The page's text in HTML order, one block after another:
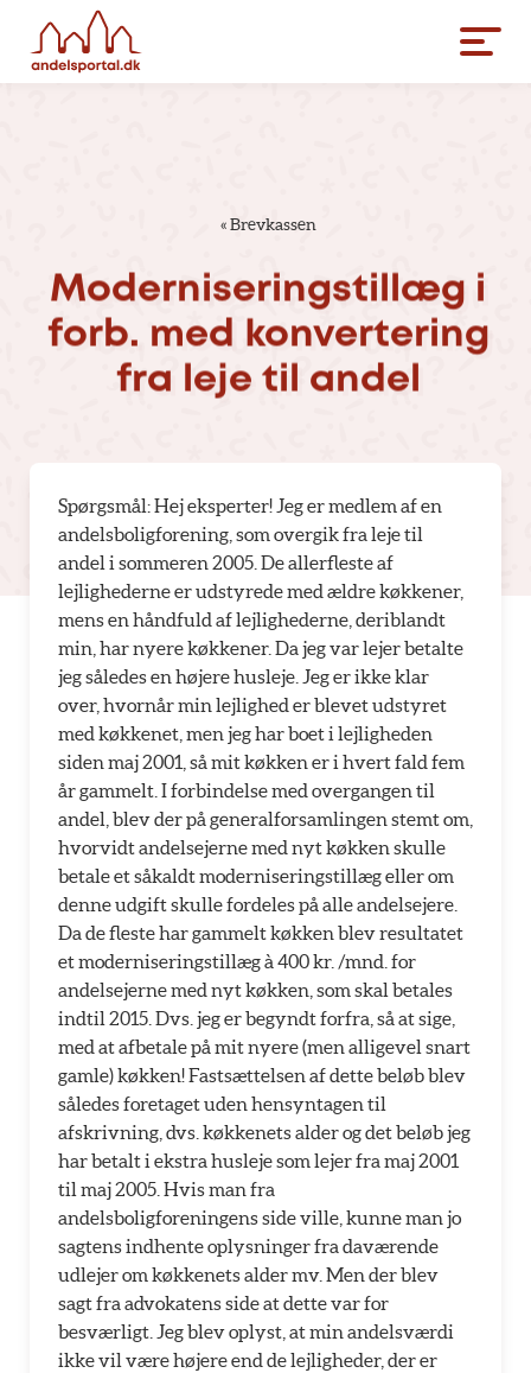
«Brevkassen
Moderniseringstillæg i
forb. med
konvertering
fra
leje til andel
Spørgsmål: Hej eksperter! Jeg er medlem af en
andelsboligforening, som overgik fra leje til
andel i sommeren 2005. De allerfleste af
lejlighederne er udstyrede med ældre køkkener,
mens en håndfuld af lejlighederne, deriblandt
min, har nyere køkkener. Da jeg var lejer betalte
jeg således en højere husleje. Jeg er ikke klar
over, hvornår min lejlighed er blevet udstyret
med køkkenet, men jeg har boet i lejligheden
siden maj 2001, så mit køkken er i hvert fald fem
år gammelt. I forbindelse med overgangen til
andel, blev der på generalforsamlingen stemt om,
hvorvidt andelsejerne med nyt køkken skulle
betale et såkaldt moderniseringstillæg eller om
denne udgift skulle fordeles på alle andelsejere.
Da de fleste har gammelt køkken blev resultatet
et moderniseringstillæg à 400 kr. /mnd. for
andelsejerne med nyt køkken, som skal betales
indtil 2015. Dvs. jeg er begyndt forfra, så at sige,
med at afbetale på mit nyere (men alligevel snart
gamle) køkken! Fastsættelsen af dette beløb blev
således foretaget uden hensyntagen til
afskrivning, dvs. køkkenets alder og det beløb jeg
har betalt i ekstra husleje som lejer fra maj 2001
til maj 2005. Hvis man fra
andelsboligforeningens side ville, kunne man jo
sagtens indhente oplysninger fra daværende
udlejer om køkkenets alder mv. Men der blev
sagt fra advokatens side at dette var for
besværligt. Jeg blev oplyst, at min andelsværdi
ikke vil være højere end de lejligheder, der er